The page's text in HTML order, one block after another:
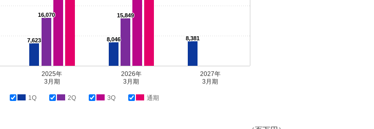
7,623 8,046 8,381
16,070 15,849
1Q 2Q 3Q 通期
2025年
3月期
2026年
3月期
2027年
3月期